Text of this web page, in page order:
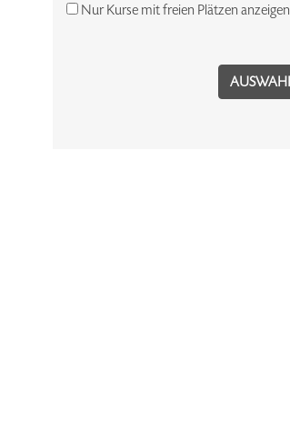
Nur Kurse mit freien Plätzen anzeigen